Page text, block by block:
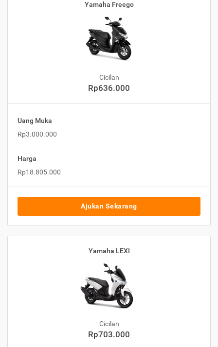
Yamaha Freego
Cicilan
Rp636.000
Uang Muka
Rp3.000.000
Harga
Rp18.805.000
Ajukan Sekarang
Yamaha LEXI
Cicilan
Rp703.000